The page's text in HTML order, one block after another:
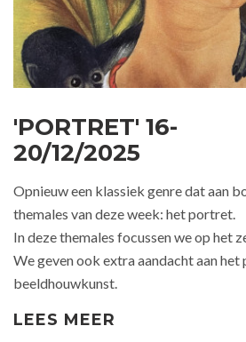
'PORTRET' 16-
20/12/2025
Opnieuw een klassiek genre dat aan
themales van deze week: het portret.
In deze themales focussen we op het
We geven ook extra aandacht aan
beeldhouwkunst.
LEES MEER